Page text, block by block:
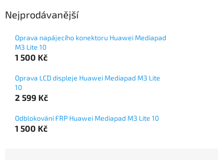
Nejprodávanější
Oprava napájecího konektoru Huawei Mediapad
M3 Lite 10
1 500 Kč
Oprava LCD displeje Huawei Mediapad M3 Lite
10
2 599 Kč
Odblokování FRP Huawei Mediapad M3 Lite 10
1 500 Kč